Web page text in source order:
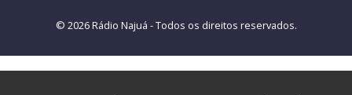
© 2026 Rádio Najuá - Todos os direitos reservados.